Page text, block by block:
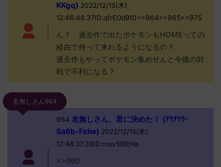
KKgq) 2022/12/15(木)
12:46:48.37ID:qfrEOd9f0>>964>>965>>975
ん？ 過去作で出たポケモンもHOMEっての
経由で持って来れるようになるの？
過去作もやってポケモン集めせんと今後の対
戦で不利になる？
名無しさん964
964 名無しさん、君に決めた！ (ｱｳｱｳｳｰ
Sa6b-Fzhe) 2022/12/15(木)
12:48:37.38ID:mav5l9EHa
>>960